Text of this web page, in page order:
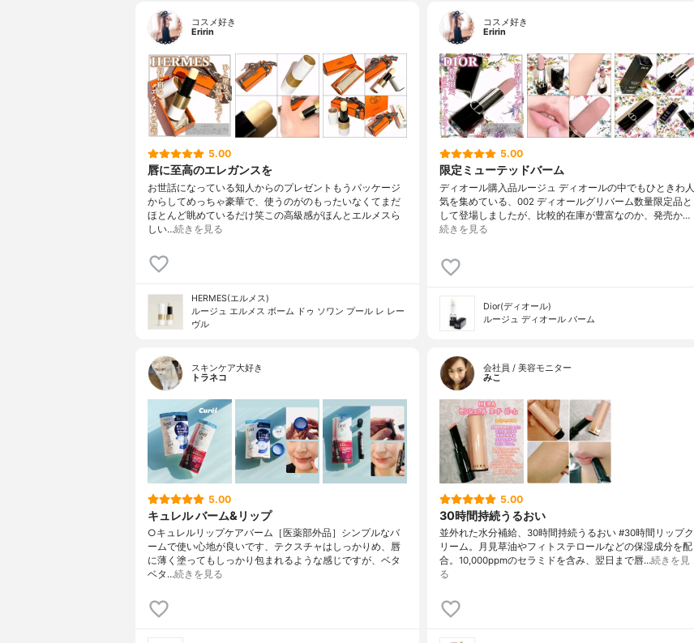
コスメ好き
Eririn
5.00
唇に至高のエレガンスを
お世話になっている知人からのプレゼントもうパッケージ
からしてめっちゃ豪華で、使うのがのもったいなくてまだ
ほとんど眺めているだけ笑この高級感がほんとエルメスら
しい…続きを見る
HERMES(エルメス)
ルージュ エルメス ボーム ドゥ ソワン プール レ レー
ヴル
コスメ好き
Eririn
5.00
限定ミューテッドバーム
ディオール購入品ルージュ ディオールの中でもひときわ人
気を集めている、002 ディオールグリバーム数量限定品と
して登場しましたが、比較的在庫が豊富なのか、発売か…
続きを見る
Dior(ディオール)
ルージュ ディオール バーム
スキンケア大好き
トラネコ
5.00
キュレル バーム&リップ
○キュレルリップケアバーム［医薬部外品］シンプルなバ
ームで使い心地が良いです、テクスチャはしっかりめ、唇
に薄く塗ってもしっかり包まれるような感じですが、ベタ
ベタ…続きを見る
会社員 / 美容モニター
みこ
5.00
30時間持続うるおい
並外れた水分補給、30時間持続うるおい #30時間リップク
リーム。月見草油やフィトステロールなどの保湿成分を配
合。10,000ppmのセラミドを含み、翌日まで唇…続きを見
る